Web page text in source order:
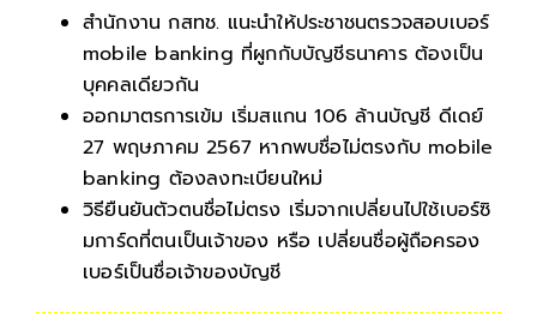
สำนักงาน กสทช. แนะนำให้ประชาชนตรวจสอบเบอร์
mobile banking ที่ผูกกับบัญชีธนาคาร ต้องเป็น
บุคคลเดียวกัน
ออกมาตรการเข้ม เริ่มสแกน 106 ล้านบัญชี ดีเดย์
27 พฤษภาคม 2567 หากพบชื่อไม่ตรงกับ mobile
banking ต้องลงทะเบียนใหม่
วิธียืนยันตัวตนชื่อไม่ตรง เริ่มจากเปลี่ยนไปใช้เบอร์ซิ
มการ์ดที่ตนเป็นเจ้าของ หรือ เปลี่ยนชื่อผู้ถือครอง
เบอร์เป็นชื่อเจ้าของบัญชี